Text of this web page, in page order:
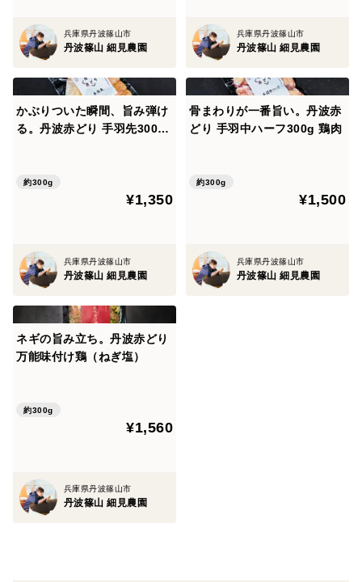
兵庫県丹波篠山市
丹波篠山 細見農園
兵庫県丹波篠山市
丹波篠山 細見農園
かぶりついた瞬間、旨み弾け
る。丹波赤どり 手羽先300g
約300g
¥1,350
兵庫県丹波篠山市
丹波篠山 細見農園
骨まわりが一番旨い。丹波赤
どり 手羽中ハーフ300g 鶏肉
約300g
¥1,500
兵庫県丹波篠山市
丹波篠山 細見農園
ネギの旨み立ち。丹波赤どり
万能味付け鶏（ねぎ塩）
約300g
¥1,560
兵庫県丹波篠山市
丹波篠山 細見農園